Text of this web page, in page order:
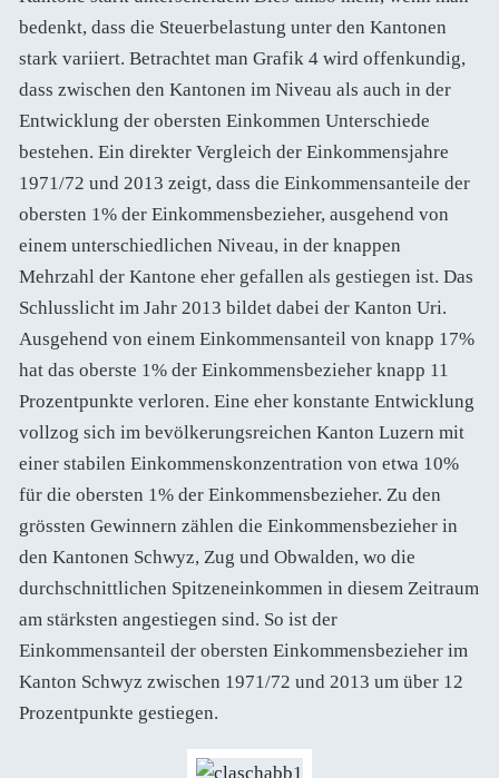
bedenkt, dass die Steuerbelastung unter den Kantonen
stark variiert. Betrachtet man Grafik 4 wird offenkundig,
dass zwischen den Kantonen im Niveau als auch in der
Entwicklung der obersten Einkommen Unterschiede
bestehen. Ein direkter Vergleich der Einkommensjahre
1971/72 und 2013 zeigt, dass die Einkommensanteile der
obersten 1% der Einkommensbezieher, ausgehend von
einem unterschiedlichen Niveau, in der knappen
Mehrzahl der Kantone eher gefallen als gestiegen ist. Das
Schlusslicht im Jahr 2013 bildet dabei der Kanton Uri.
Ausgehend von einem Einkommensanteil von knapp 17%
hat das oberste 1% der Einkommensbezieher knapp 11
Prozentpunkte verloren. Eine eher konstante Entwicklung
vollzog sich im bevölkerungsreichen Kanton Luzern mit
einer stabilen Einkommenskonzentration von etwa 10%
für die obersten 1% der Einkommensbezieher. Zu den
grössten Gewinnern zählen die Einkommensbezieher in
den Kantonen Schwyz, Zug und Obwalden, wo die
durchschnittlichen Spitzeneinkommen in diesem Zeitraum
am stärksten angestiegen sind. So ist der
Einkommensanteil der obersten Einkommensbezieher im
Kanton Schwyz zwischen 1971/72 und 2013 um über 12
Prozentpunkte gestiegen.